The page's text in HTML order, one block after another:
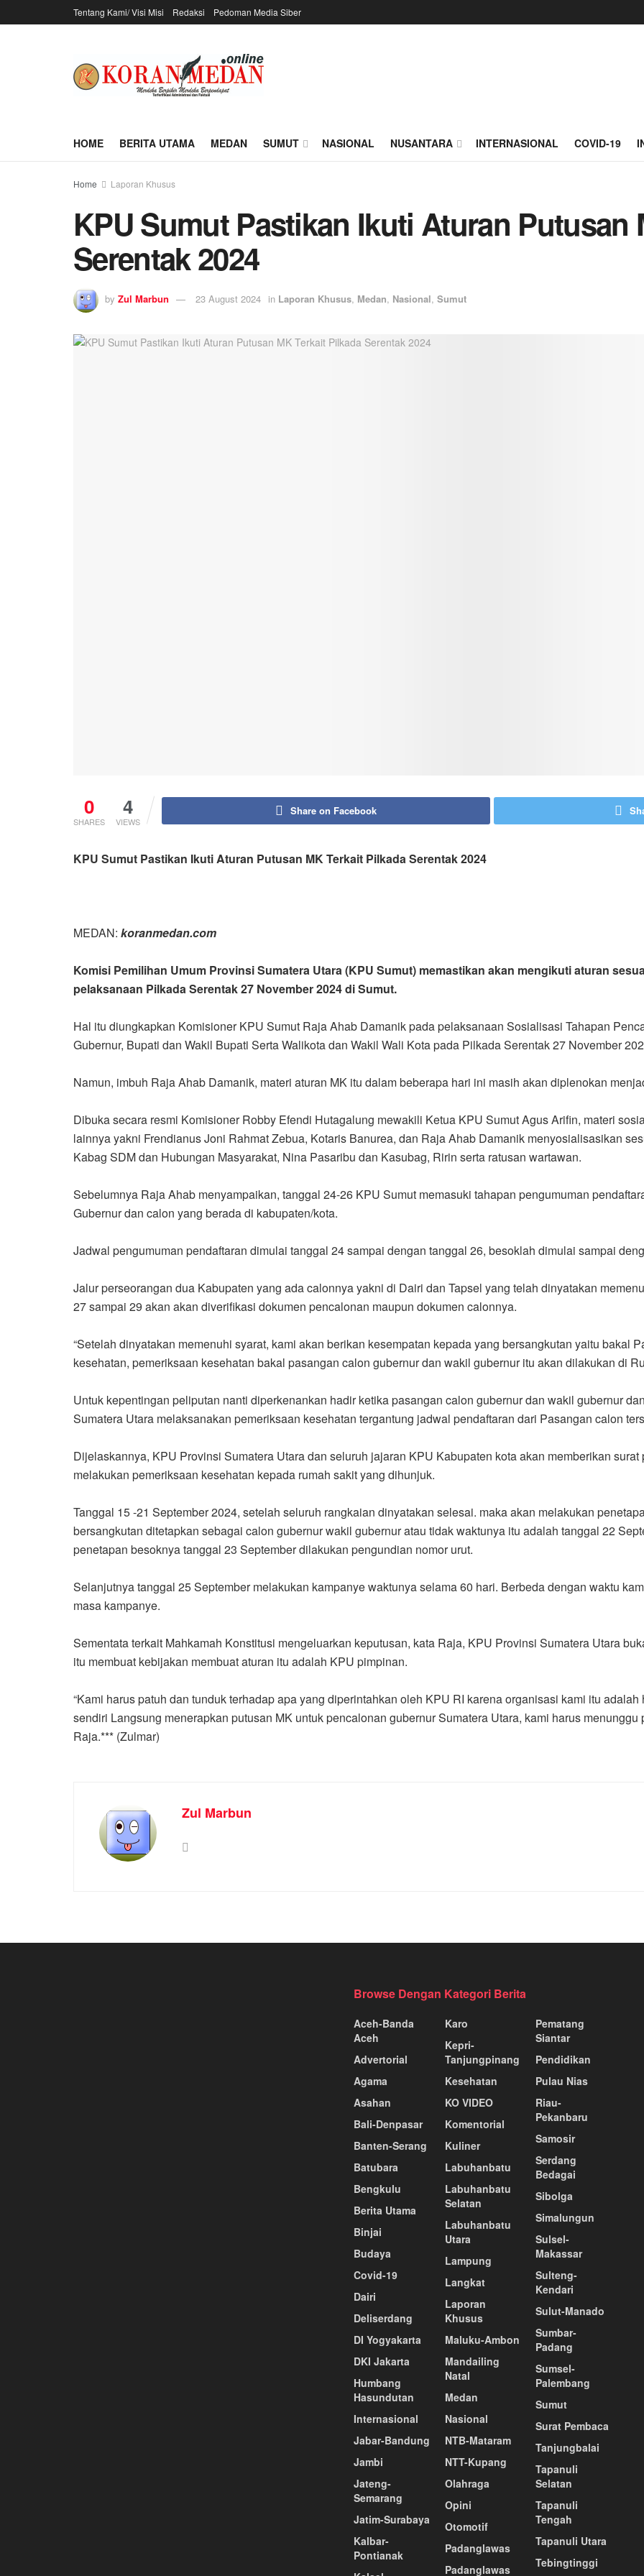
Tentang Kami/ Visi Misi Redaksi Pedoman Media Siber
HOME BERITA UTAMA MEDAN SUMUT NASIONAL NUSANTARA INTERNASIONAL COVID-19
Home Laporan Khusus
KPU Sumut Pastikan Ikuti Aturan Putusan
Serentak 2024
by Zul Marbun 23 August 2024 in Laporan Khusus, Medan, Nasional, Sumut
0
SHARES
4
VIEWS
Share on Facebook
KPU Sumut Pastikan Ikuti Aturan Putusan MK Terkait Pilkada Serentak 2024
MEDAN: koranmedan.com
Komisi Pemilihan Umum Provinsi Sumatera Utara (KPU Sumut) memastikan akan mengikuti aturan
pelaksanaan Pilkada Serentak 27 November 2024 di Sumut.
Hal itu diungkapkan Komisioner KPU Sumut Raja Ahab Damanik pada pelaksanaan Sosialisasi Tahapan
Gubernur, Bupati dan Wakil Bupati Serta Walikota dan Wakil Wali Kota pada Pilkada Serentak 27 November
Namun, imbuh Raja Ahab Damanik, materi aturan MK itu dalam beberapa hari ini masih akan diplenokan
Dibuka secara resmi Komisioner Robby Efendi Hutagalung mewakili Ketua KPU Sumut Agus Arifin, materi
lainnya yakni Frendianus Joni Rahmat Zebua, Kotaris Banurea, dan Raja Ahab Damanik menyosialisasikan
Kabag SDM dan Hubungan Masyarakat, Nina Pasaribu dan Kasubag, Ririn serta ratusan wartawan.
Sebelumnya Raja Ahab menyampaikan, tanggal 24-26 KPU Sumut memasuki tahapan pengumuman
Gubernur dan calon yang berada di kabupaten/kota.
Jadwal pengumuman pendaftaran dimulai tanggal 24 sampai dengan tanggal 26, besoklah dimulai sampai
Jalur perseorangan dua Kabupaten yang ada calonnya yakni di Dairi dan Tapsel yang telah dinyatakan
27 sampai 29 akan akan diverifikasi dokumen pencalonan maupun dokumen calonnya.
“Setelah dinyatakan memenuhi syarat, kami akan berikan kesempatan kepada yang bersangkutan yaitu bakal
kesehatan, pemeriksaan kesehatan bakal pasangan calon gubernur dan wakil gubernur itu akan dilakukan di
Untuk kepentingan peliputan nanti diperkenankan hadir ketika pasangan calon gubernur dan wakil gubernur
Sumatera Utara melaksanakan pemeriksaan kesehatan tergantung jadwal pendaftaran dari Pasangan calon
Dijelaskannya, KPU Provinsi Sumatera Utara dan seluruh jajaran KPU Kabupaten kota akan memberikan
melakukan pemeriksaan kesehatan kepada rumah sakit yang dihunjuk.
Tanggal 15 -21 September 2024, setelah seluruh rangkaian dinyatakan selesai. maka akan melakukan
bersangkutan ditetapkan sebagai calon gubernur wakil gubernur atau tidak waktunya itu adalah tanggal 22
penetapan besoknya tanggal 23 September dilakukan pengundian nomor urut.
Selanjutnya tanggal 25 September melakukan kampanye waktunya selama 60 hari. Berbeda dengan waktu
masa kampanye.
Sementata terkait Mahkamah Konstitusi mengeluarkan keputusan, kata Raja, KPU Provinsi Sumatera Utara
itu membuat kebijakan membuat aturan itu adalah KPU pimpinan.
“Kami harus patuh dan tunduk terhadap apa yang diperintahkan oleh KPU RI karena organisasi kami itu
sendiri Langsung menerapkan putusan MK untuk pencalonan gubernur Sumatera Utara, kami harus
Raja.*** (Zulmar)
Zul Marbun
Browse Dengan Kategori Berita
Aceh-Banda
Aceh
Advertorial
Agama
Asahan
Bali-Denpasar
Banten-Serang
Batubara
Bengkulu
Berita Utama
Binjai
Budaya
Covid-19
Dairi
Deliserdang
DI Yogyakarta
DKI Jakarta
Humbang
Hasundutan
Internasional
Jabar-Bandung
Jambi
Jateng-
Semarang
Jatim-Surabaya
Kalbar-
Pontianak
Karo
Kepri-
Tanjungpinang
Kesehatan
KO VIDEO
Komentorial
Kuliner
Labuhanbatu
Labuhanbatu
Selatan
Labuhanbatu
Utara
Lampung
Langkat
Laporan
Khusus
Maluku-Ambon
Mandailing
Natal
Medan
Nasional
NTB-Mataram
NTT-Kupang
Olahraga
Opini
Otomotif
Padanglawas
Padanglawas
Pematang
Siantar
Pendidikan
Pulau Nias
Riau-
Pekanbaru
Samosir
Serdang
Bedagai
Sibolga
Simalungun
Sulsel-
Makassar
Sulteng-
Kendari
Sulut-Manado
Sumbar-
Padang
Sumsel-
Palembang
Sumut
Surat Pembaca
Tanjungbalai
Tapanuli
Selatan
Tapanuli
Tengah
Tapanuli Utara
Tebingtinggi